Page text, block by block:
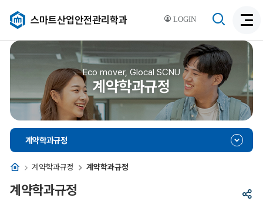
LOGIN
스마트산업안전관리학과
색
활
성
색
Eco mover, Glocal SCNU
계약학과규정
홈 계약학과규정 계약학과규정
계약학과규정
공
계약학과규정